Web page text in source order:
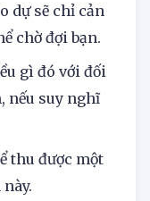
dự sẽ chỉ cản
chờ đợi bạn.
gì đó với đối
nếu suy nghĩ
thu được một